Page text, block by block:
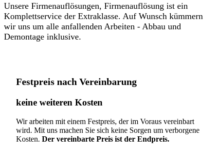
Unsere Firmenauflösungen, Firmenauflösung ist ein
Komplettservice der Extraklasse. Auf Wunsch kümmern
wir uns um alle anfallenden Arbeiten - Abbau und
Demontage inklusive.
Festpreis nach Vereinbarung
keine weiteren Kosten
Wir arbeiten mit einem Festpreis, der im Voraus vereinbart
wird. Mit uns machen Sie sich keine Sorgen um verborgene
Kosten. Der vereinbarte Preis ist der Endpreis.